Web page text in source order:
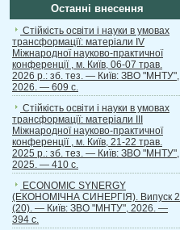
Останні внесення
Стійкість освіти і науки в умовах
трансформації: матеріали ІV
Міжнародної науково-практичної
конференції , м. Київ, 06-07 трав.
2026 р.: зб. тез. — Київ: ЗВО "МНТУ",
2026. — 609 с.
Стійкість освіти і науки в умовах
трансформації: матеріали ІІІ
Міжнародної науково-практичної
конференції , м. Київ, 21-22 трав.
2025 р.: зб. тез. — Київ: ЗВО "МНТУ",
2025. — 410 с.
ECONOMIC SYNERGY
(ЕКОНОМІЧНА СИНЕРГІЯ). Випуск 2
(20). — Київ: ЗВО "МНТУ", 2026. —
394 с.